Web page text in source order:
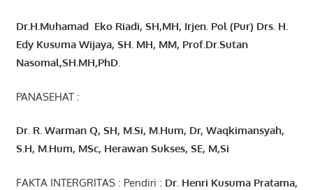
Dr.H.Muhamad Eko Riadi, SH,MH, Irjen. Pol (Pur) Drs. H.
Edy Kusuma Wijaya, SH. MH, MM, Prof.Dr.Sutan
Nasomal,SH.MH,PhD.
PANASEHAT :
Dr. R. Warman Q, SH, M.Si, M.Hum, Dr, Waqkimansyah,
S.H, M.Hum, MSc, Herawan Sukses, SE, M,Si
FAKTA INTERGRITAS : Pendiri : Dr. Henri Kusuma Pratama,